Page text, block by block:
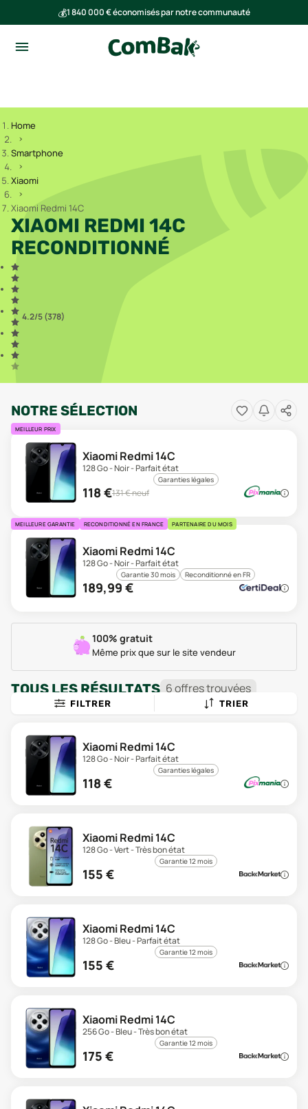
💰1 840 000 € économisés par notre communauté
Home
Smartphone
Xiaomi
Xiaomi Redmi 14C
XIAOMI REDMI 14C
RECONDITIONNÉ
4.2/5 (378)
NOTRE SÉLECTION
MEILLEUR PRIX
Xiaomi Redmi 14C
128 Go - Noir - Parfait état
Garanties légales
118 €131€ neuf
MEILLEURE GARANTIE RECONDITIONNÉ EN FRANCE PARTENAIRE DU MOIS
Xiaomi Redmi 14C
128 Go - Noir - Parfait état
Garantie 30 mois Reconditionné en FR
189,99 €
100% gratuit
Même prix que sur le site vendeur
TOUS LES RÉSULTATS 6offrestrouvées
FILTRER TRIER
Xiaomi Redmi 14C
128 Go - Noir - Parfait état
Garanties légales
118 €
Xiaomi Redmi 14C
128 Go - Vert - Très bon état
Garantie 12 mois
155 €
Xiaomi Redmi 14C
128 Go - Bleu - Parfait état
Garantie 12 mois
155 €
Xiaomi Redmi 14C
256 Go - Bleu - Très bon état
Garantie 12 mois
175 €